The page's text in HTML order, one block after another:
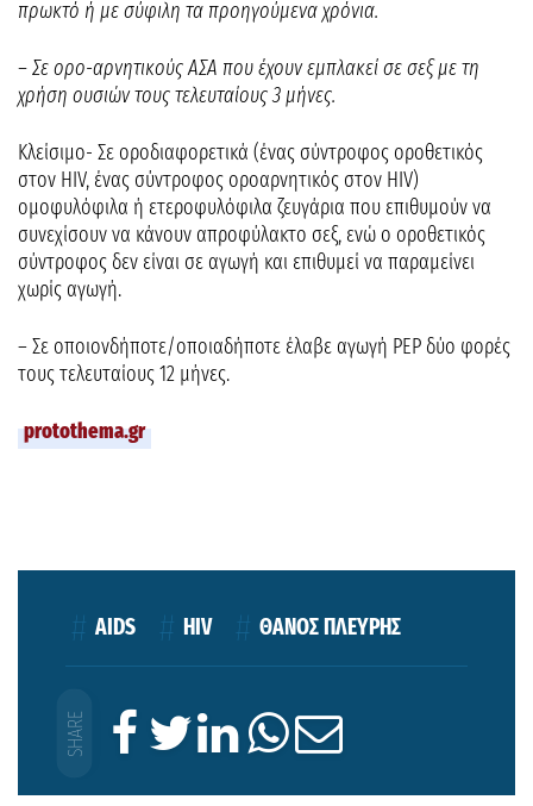
πρωκτό ή με σύφιλη τα προηγούμενα χρόνια.
– Σε ορο-αρνητικούς ΑΣΑ που έχουν εμπλακεί σε σεξ με τη
χρήση ουσιών τους τελευταίους 3 μήνες.
Κλείσιμο- Σε οροδιαφορετικά (ένας σύντροφος οροθετικός
στον HIV, ένας σύντροφος οροαρνητικός στον HIV)
ομοφυλόφιλα ή ετεροφυλόφιλα ζευγάρια που επιθυμούν να
συνεχίσουν να κάνουν απροφύλακτο σεξ, ενώ ο οροθετικός
σύντροφος δεν είναι σε αγωγή και επιθυμεί να παραμείνει
χωρίς αγωγή.
– Σε οποιονδήποτε/οποιαδήποτε έλαβε αγωγή PEP δύο φορές
τους τελευταίους 12 μήνες.
protothema.gr
AIDS HIV ΘΑΝΟΣ ΠΛΕΥΡΗΣ